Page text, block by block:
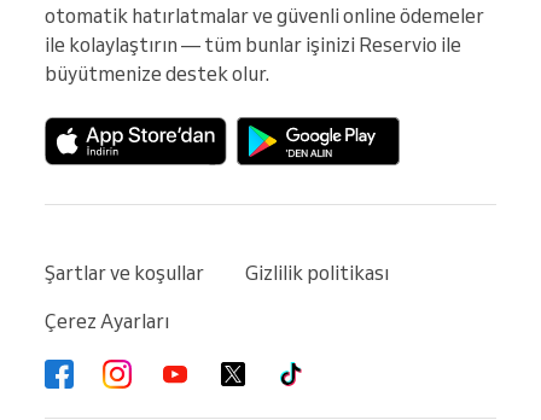
otomatik hatırlatmalar ve güvenli online ödemeler
ile kolaylaştırın — tüm bunlar işinizi Reservio ile
büyütmenize destek olur.
Şartlar ve koşullar
Gizlilik politikası
Çerez Ayarları